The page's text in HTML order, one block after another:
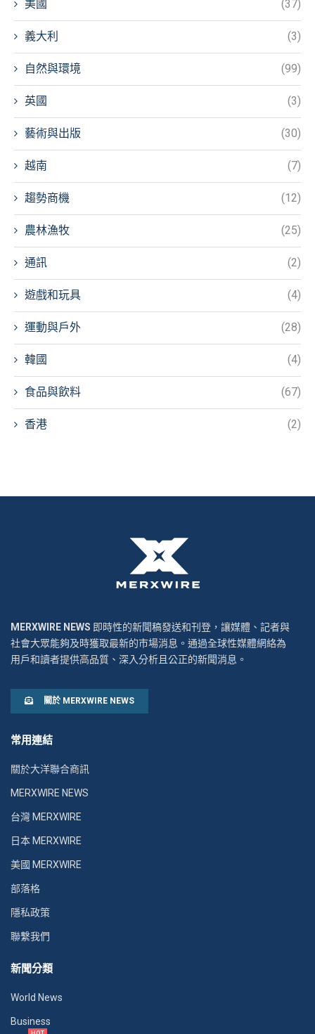
美國 (37)
義大利 (3)
自然與環境 (99)
英國 (3)
藝術與出版 (30)
越南 (7)
趨勢商機 (12)
農林漁牧 (25)
通訊 (2)
遊戲和玩具 (4)
運動與戶外 (28)
韓國 (4)
食品與飲料 (67)
香港 (2)
MERXWIRE NEWS 即時性的新聞稿發送和刊登，讓媒體、記者與
社會大眾能夠及時獲取最新的市場消息。通過全球性媒體網絡為
用戶和讀者提供高品質、深入分析且公正的新聞消息。
關於 MERXWIRE NEWS
常用連結
關於大洋聯合商訊
MERXWIRE NEWS
台灣 MERXWIRE
日本 MERXWIRE
美國 MERXWIRE
部落格
隱私政策
聯繫我們
新聞分類
World News
Business